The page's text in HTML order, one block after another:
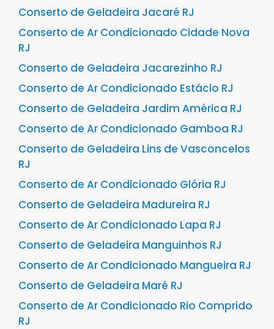
Conserto de Geladeira Jacaré RJ
Conserto de Ar Condicionado Cidade Nova
RJ
Conserto de Geladeira Jacarezinho RJ
Conserto de Ar Condicionado Estácio RJ
Conserto de Geladeira Jardim América RJ
Conserto de Ar Condicionado Gamboa RJ
Conserto de Geladeira Lins de Vasconcelos
RJ
Conserto de Ar Condicionado Glória RJ
Conserto de Geladeira Madureira RJ
Conserto de Ar Condicionado Lapa RJ
Conserto de Geladeira Manguinhos RJ
Conserto de Ar Condicionado Mangueira RJ
Conserto de Geladeira Maré RJ
Conserto de Ar Condicionado Rio Comprido
RJ